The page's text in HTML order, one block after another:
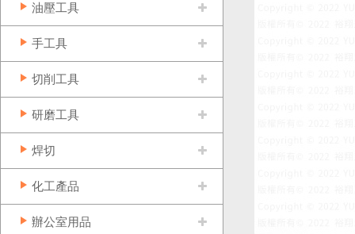
油壓工具
手工具
切削工具
研磨工具
焊切
化工產品
辦公室用品